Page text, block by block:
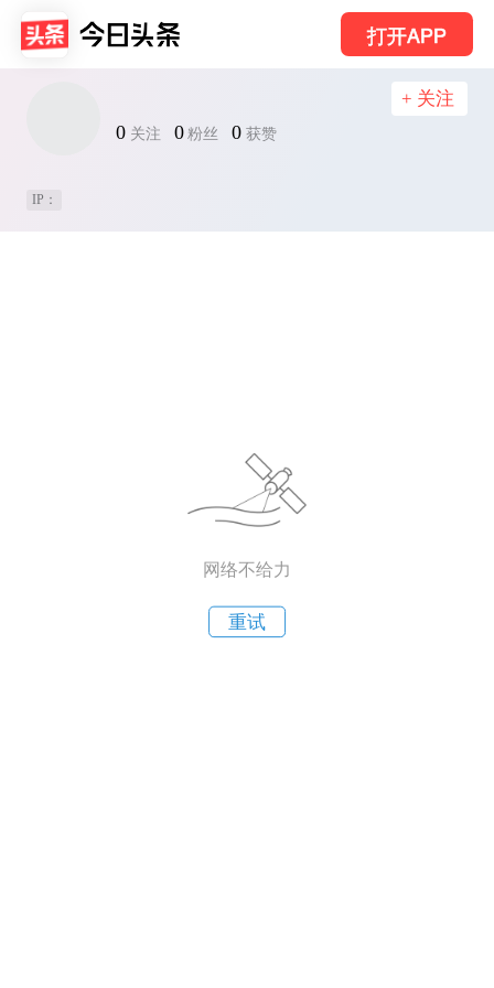
打开APP
0 关注 0 粉丝 0 获赞
+ 关注
IP：
网络不给力
重试